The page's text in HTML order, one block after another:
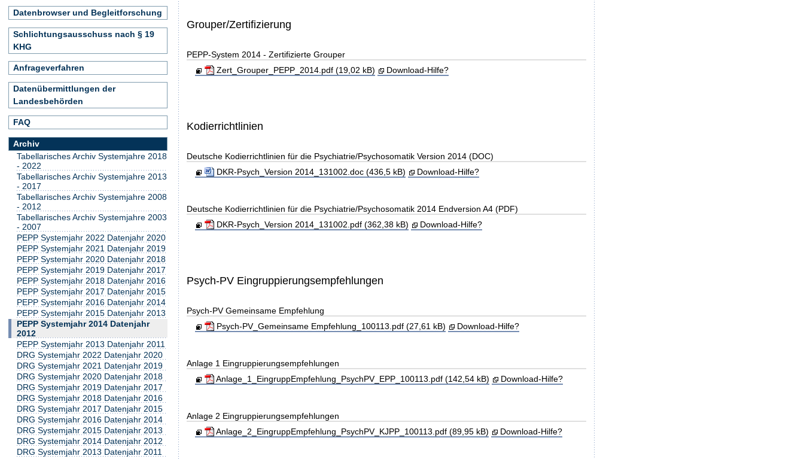
Grouper/Zertifizierung
PEPP-System 2014 - Zertifizierte Grouper
Zert_Grouper_PEPP_2014.pdf (19,02 kB)
Download-Hilfe?
Kodierrichtlinien
Deutsche Kodierrichtlinien für die Psychiatrie/Psychosomatik Version 2014 (DOC)
DKR-Psych_Version 2014_131002.doc (436,5 kB)
Download-Hilfe?
Deutsche Kodierrichtlinien für die Psychiatrie/Psychosomatik 2014 Endversion A4 (PDF)
DKR-Psych_Version 2014_131002.pdf (362,38 kB)
Download-Hilfe?
Psych-PV Eingruppierungsempfehlungen
Psych-PV Gemeinsame Empfehlung
Psych-PV_Gemeinsame Empfehlung_100113.pdf (27,61 kB)
Download-Hilfe?
Anlage 1 Eingruppierungsempfehlungen
Anlage_1_EingruppEmpfehlung_PsychPV_EPP_100113.pdf (142,54 kB)
Download-Hilfe?
Anlage 2 Eingruppierungsempfehlungen
Anlage_2_EingruppEmpfehlung_PsychPV_KJPP_100113.pdf (89,95 kB)
Download-Hilfe?
Datenbrowser und Begleitforschung
Schlichtungsausschuss nach § 19
KHG
Anfrageverfahren
Datenübermittlungen der
Landesbehörden
FAQ
Archiv
Tabellarisches Archiv Systemjahre 2018
- 2022
Tabellarisches Archiv Systemjahre 2013
- 2017
Tabellarisches Archiv Systemjahre 2008
- 2012
Tabellarisches Archiv Systemjahre 2003
- 2007
PEPP Systemjahr 2022 Datenjahr 2020
PEPP Systemjahr 2021 Datenjahr 2019
PEPP Systemjahr 2020 Datenjahr 2018
PEPP Systemjahr 2019 Datenjahr 2017
PEPP Systemjahr 2018 Datenjahr 2016
PEPP Systemjahr 2017 Datenjahr 2015
PEPP Systemjahr 2016 Datenjahr 2014
PEPP Systemjahr 2015 Datenjahr 2013
PEPP Systemjahr 2014 Datenjahr
2012
PEPP Systemjahr 2013 Datenjahr 2011
DRG Systemjahr 2022 Datenjahr 2020
DRG Systemjahr 2021 Datenjahr 2019
DRG Systemjahr 2020 Datenjahr 2018
DRG Systemjahr 2019 Datenjahr 2017
DRG Systemjahr 2018 Datenjahr 2016
DRG Systemjahr 2017 Datenjahr 2015
DRG Systemjahr 2016 Datenjahr 2014
DRG Systemjahr 2015 Datenjahr 2013
DRG Systemjahr 2014 Datenjahr 2012
DRG Systemjahr 2013 Datenjahr 2011